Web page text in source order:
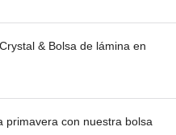
& Bolsa de lámina en
primavera con nuestra bolsa